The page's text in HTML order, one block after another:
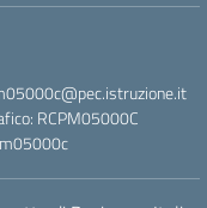
RCPM05000C